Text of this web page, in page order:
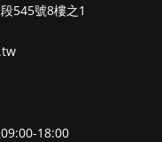
545號8樓之1
18:00